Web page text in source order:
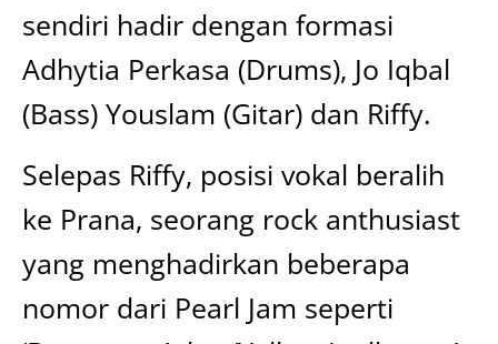
sendiri hadir dengan formasi
Adhytia Perkasa (Drums), Jo Iqbal
(Bass) Youslam (Gitar) dan Riffy.
Selepas Riffy, posisi vokal beralih
ke Prana, seorang rock anthusiast
yang menghadirkan beberapa
nomor dari Pearl Jam seperti